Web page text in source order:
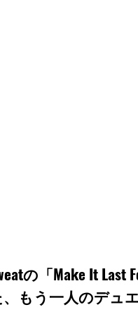
の「Make It Last
もう一人のデュエ